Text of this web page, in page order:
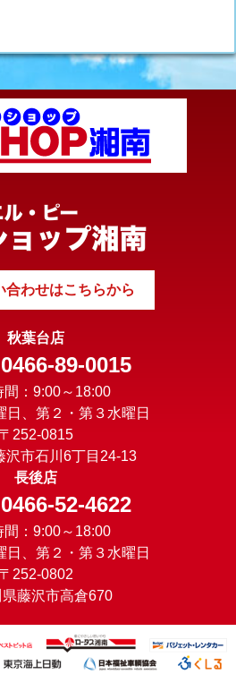
合わせはこちらから
秋葉台店
89-0015
間：9:00～18:00
日、第２・第３水曜日
〒252-0815
沢市石川6丁目24-13
長後店
52-4622
間：9:00～18:00
日、第２・第３水曜日
〒252-0802
藤沢市高倉670